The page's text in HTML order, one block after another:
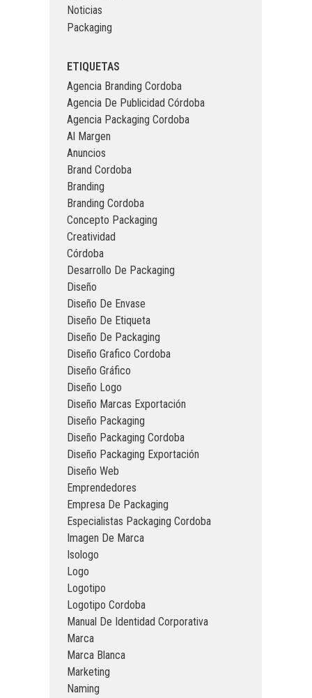
Noticias
Packaging
ETIQUETAS
Agencia Branding Cordoba
Agencia De Publicidad Córdoba
Agencia Packaging Cordoba
Al Margen
Anuncios
Brand Cordoba
Branding
Branding Cordoba
Concepto Packaging
Creatividad
Córdoba
Desarrollo De Packaging
Diseño
Diseño De Envase
Diseño De Etiqueta
Diseño De Packaging
Diseño Grafico Cordoba
Diseño Gráfico
Diseño Logo
Diseño Marcas Exportación
Diseño Packaging
Diseño Packaging Cordoba
Diseño Packaging Exportación
Diseño Web
Emprendedores
Empresa De Packaging
Especialistas Packaging Cordoba
Imagen De Marca
Isologo
Logo
Logotipo
Logotipo Cordoba
Manual De Identidad Corporativa
Marca
Marca Blanca
Marketing
Naming